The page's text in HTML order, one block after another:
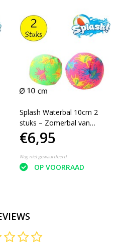
Splash Waterbal 10cm 2
stuks – Zomerbal van
Polyester – Stressbal –
Splash Ball – Groen, Roze
€6,95
Nog niet gewaardeerd
OP VOORRAAD